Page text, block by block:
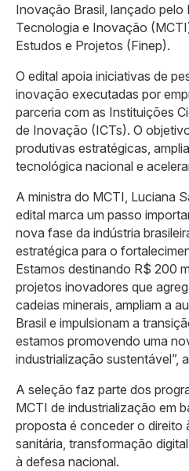
Inovação Brasil, lançado pelo
Tecnologia e Inovação
Estudos e Projetos (Finep).
O edital apoia iniciativas de
inovação executadas por
parceria com as Instituições
de Inovação (ICTs). O
produtivas estratégicas,
tecnológica nacional e
A ministra do MCTI, Luciana
edital marca um passo
nova fase da indústria
estratégica para o
Estamos destinando R$ 200
projetos inovadores que
cadeias minerais, ampliam a
Brasil e impulsionam a
estamos promovendo uma
industrialização sustentável”,
A seleção faz parte dos
MCTI de industrialização em
proposta é conceder o direito
sanitária, transformação
à defesa nacional.